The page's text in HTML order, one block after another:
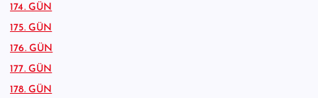
174. GÜN
175. GÜN
176. GÜN
177. GÜN
178. GÜN